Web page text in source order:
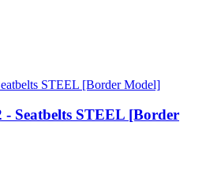
- Seatbelts STEEL [Border